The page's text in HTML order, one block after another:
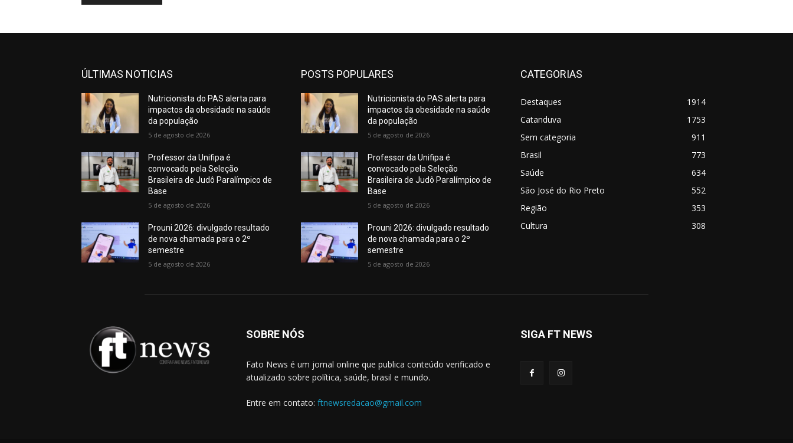
ÚLTIMAS NOTICIAS
Nutricionista do PAS alerta para
impactos da obesidade na saúde
da população
5 de agosto de 2026
Professor da Unifipa é
convocado pela Seleção
Brasileira de Judô Paralímpico de
Base
5 de agosto de 2026
Prouni 2026: divulgado resultado
de nova chamada para o 2º
semestre
5 de agosto de 2026
POSTS POPULARES
Nutricionista do PAS alerta para
impactos da obesidade na saúde
da população
5 de agosto de 2026
Professor da Unifipa é
convocado pela Seleção
Brasileira de Judô Paralímpico de
Base
5 de agosto de 2026
Prouni 2026: divulgado resultado
de nova chamada para o 2º
semestre
5 de agosto de 2026
CATEGORIAS
Destaques
1914
Catanduva
1753
Sem categoria
911
Brasil
773
Saúde
634
São José do Rio Preto
552
Região
353
Cultura
308
SOBRE NÓS
Fato News é um jornal online que publica conteúdo verificado e
atualizado sobre política, saúde, brasil e mundo.
Entre em contato: ftnewsredacao@gmail.com
SIGA FT NEWS